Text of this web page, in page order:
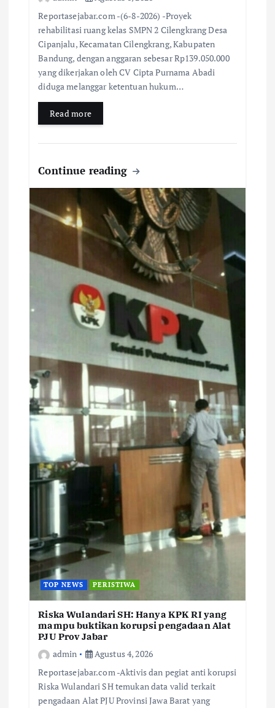
Reportasejabar.com -(6-8-2026) -Proyek
rehabilitasi ruang kelas SMPN 2 Cilengkrang Desa
Cipanjalu, Kecamatan Cilengkrang, Kabupaten
Bandung, dengan anggaran sebesar Rp139.050.000
yang dikerjakan oleh CV Cipta Purnama Abadi
diduga melanggar ketentuan hukum…
Read more
Continue reading
TOP NEWS PERISTIWA
Riska Wulandari SH: Hanya KPK RI yang
mampu buktikan korupsi pengadaan Alat
PJU Prov Jabar
admin
Agustus 4, 2026
Reportasejabar.com -Aktivis dan pegiat anti korupsi
Riska Wulandari SH temukan data valid terkait
pengadaan Alat PJU Provinsi Jawa Barat yang